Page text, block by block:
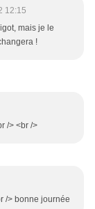
12:15
mais je le
!
/> <br />
/> bonne journée